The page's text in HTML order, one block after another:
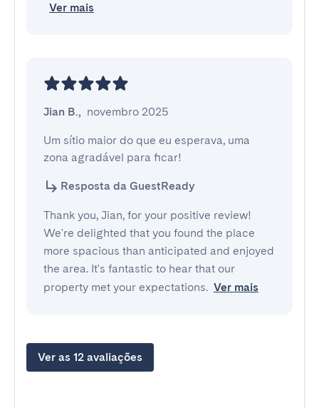
Ver mais
Jian B., novembro 2025
Um sítio maior do que eu esperava, uma
zona agradável para ficar!
Resposta da GuestReady
Thank you, Jian, for your positive review!
We're delighted that you found the place
more spacious than anticipated and enjoyed
the area. It's fantastic to hear that our
property met your expectations. Ver mais
Ver as 12 avaliações